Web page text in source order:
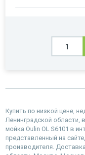
Купить по низкой цене,
Ленинградской области,
мойка Oulin OL S6101 в
представленный на
производителя.